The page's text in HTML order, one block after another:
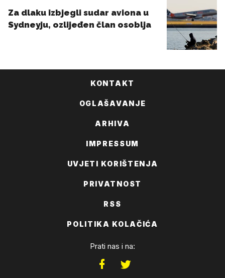
KONTAKT
OGLAŠAVANJE
ARHIVA
IMPRESSUM
UVJETI KORIŠTENJA
PRIVATNOST
RSS
POLITIKA KOLAČIĆA
Prati nas i na: